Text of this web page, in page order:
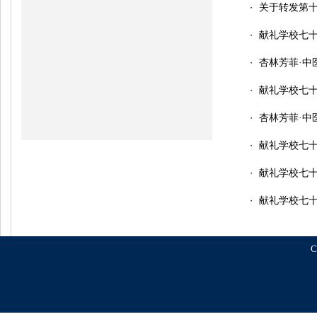
・ 关于转发第
・ 献礼学校七
・ 杏林芳菲·
・ 献礼学校七
・ 杏林芳菲·
・ 献礼学校七
・ 献礼学校七
・ 献礼学校七